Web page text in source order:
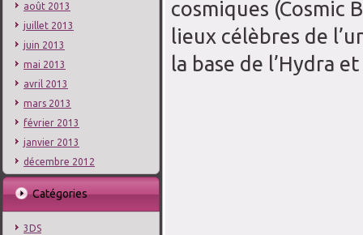
août 2013
juillet 2013
juin 2013
mai 2013
avril 2013
mars 2013
février 2013
janvier 2013
décembre 2012
Catégories
3DS
cosmiques (Cosmic
lieux célèbres de
la base de l’Hydra